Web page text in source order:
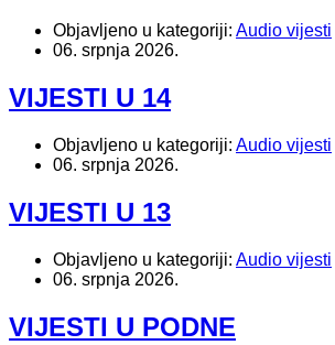
Objavljeno u kategoriji: Audio vijesti
06. srpnja 2026.
VIJESTI U 14
Objavljeno u kategoriji: Audio vijesti
06. srpnja 2026.
VIJESTI U 13
Objavljeno u kategoriji: Audio vijesti
06. srpnja 2026.
VIJESTI U PODNE